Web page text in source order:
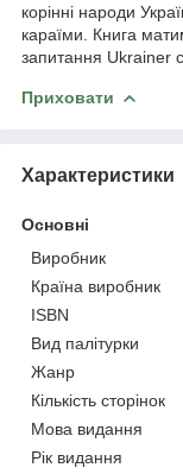
корінні народи
караїми. Книга
запитання Ukrainer
Приховати
Характеристики
Основні
Виробник
Країна виробник
ISBN
Вид палітурки
Жанр
Кількість сторінок
Мова видання
Рік видання